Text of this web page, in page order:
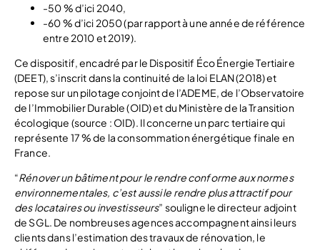
-50 % d’ici 2040,
-60 % d’ici 2050 (par rapport à une année de référence
entre 2010 et 2019).
Ce dispositif, encadré par le Dispositif Éco Énergie Tertiaire
(DEET), s’inscrit dans la continuité de la loi ELAN (2018) et
repose sur un pilotage conjoint de l’ADEME, de l’Observatoire
de l’Immobilier Durable (OID) et du Ministère de la Transition
écologique (source : OID). Il concerne un parc tertiaire qui
représente 17 % de la consommation énergétique finale en
France.
“Rénover un bâtiment pour le rendre conforme aux normes
environnementales, c’est aussi le rendre plus attractif pour
des locataires ou investisseurs” souligne le directeur adjoint
de SGL. De nombreuses agences accompagnent ainsi leurs
clients dans l’estimation des travaux de rénovation, le